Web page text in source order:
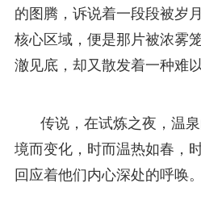
的图腾，诉说着一段段被岁
核心区域，便是那片被浓雾
澈见底，却又散发着一种难
传说，在试炼之夜，温
境而变化，时而温热如春，
回应着他们内心深处的呼唤。